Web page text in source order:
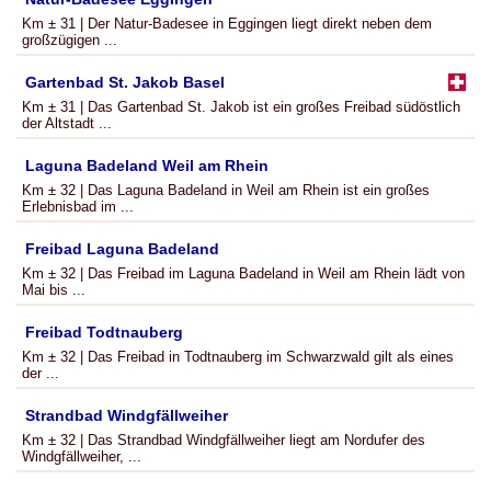
Km ± 31 | Der Natur-Badesee in Eggingen liegt direkt neben dem
großzügigen ...
Gartenbad St. Jakob Basel
Km ± 31 | Das Gartenbad St. Jakob ist ein großes Freibad südöstlich
der Altstadt ...
Laguna Badeland Weil am Rhein
Km ± 32 | Das Laguna Badeland in Weil am Rhein ist ein großes
Erlebnisbad im ...
Freibad Laguna Badeland
Km ± 32 | Das Freibad im Laguna Badeland in Weil am Rhein lädt von
Mai bis ...
Freibad Todtnauberg
Km ± 32 | Das Freibad in Todtnauberg im Schwarzwald gilt als eines
der ...
Strandbad Windgfällweiher
Km ± 32 | Das Strandbad Windgfällweiher liegt am Nordufer des
Windgfällweiher, ...